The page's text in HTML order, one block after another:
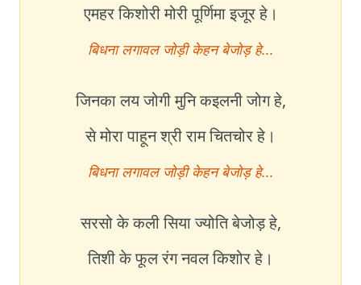
एमहर किशोरी मोरी पूर्णिमा इजूर हे।
बिधना लगावल जोड़ी केहन बेजोड़ हे...
जिनका लय जोगी मुनि कइलनी जोग हे,
से मोरा पाहून श्री राम चितचोर हे।
बिधना लगावल जोड़ी केहन बेजोड़ हे...
सरसो के कली सिया ज्योति बेजोड़ हे,
तिशी के फूल रंग नवल किशोर हे।